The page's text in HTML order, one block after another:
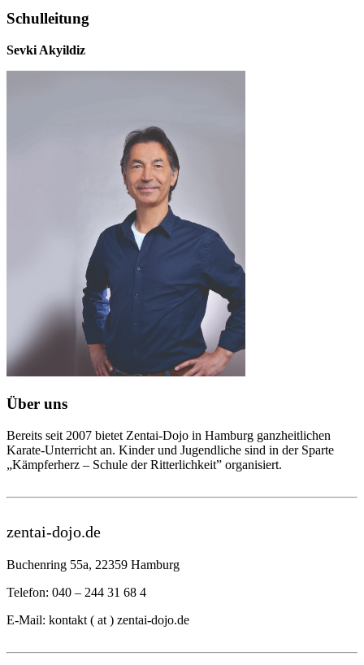
Schulleitung
Sevki Akyildiz
Über uns
Bereits seit 2007 bietet Zentai-Dojo in Hamburg ganzheitlichen
Karate-Unterricht an. Kinder und Jugendliche sind in der Sparte
„Kämpferherz – Schule der Ritterlichkeit” organisiert.
zentai-dojo.de
Buchenring 55a, 22359 Hamburg
Telefon: 040 – 244 31 68 4
E-Mail: kontakt ( at ) zentai-dojo.de